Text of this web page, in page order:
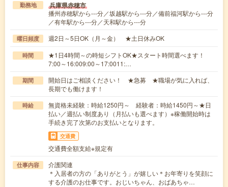
勤務地 兵庫県赤穂市
播州赤穂駅から---分／坂越駅から---分／備前福河駅から---分
／有年駅から---分／天和駅から---分
曜日頻度 週2日～5日OK（月～金） ★土日休みOK
時間
★1日4時間～の時短シフトOK★スタート時間選べます！
7:00～16:009:00～17:0011:…
期間
開始日はご相談ください！ ★急募 ★職場が気に入れば、
長期でも働けます！
時給
無資格未経験：時給1250円～ 経験者：時給1450円～★日
払い／週払い制度あり（月払いも選べます）※稼働開始時は
手続き完了次第のお支払いとなります。
交通費
交通費全額支給※規定有
仕事内容
介護関連
＊入居者の方の「ありがとう」が嬉しい＊お年寄りを笑顔に
する介護のお仕事です。おじいちゃん、おばあちゃ…